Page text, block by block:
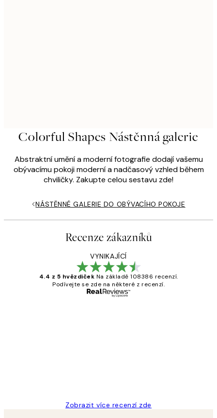
Colorful Shapes Nástěnná galerie
Abstraktní umění a moderní fotografie dodají vašemu
obývacímu pokoji moderní a nadčasový vzhled během
chviličky. Zakupte celou sestavu zde!
NÁSTĚNNÉ GALERIE DO OBÝVACÍHO POKOJE
Recenze zákazníků
VYNIKAJÍCÍ
4.4 z 5 hvězdiček Na základě 108386 recenzí.
Podívejte se zde na některé z recenzí.
Zobrazit více recenzí zde